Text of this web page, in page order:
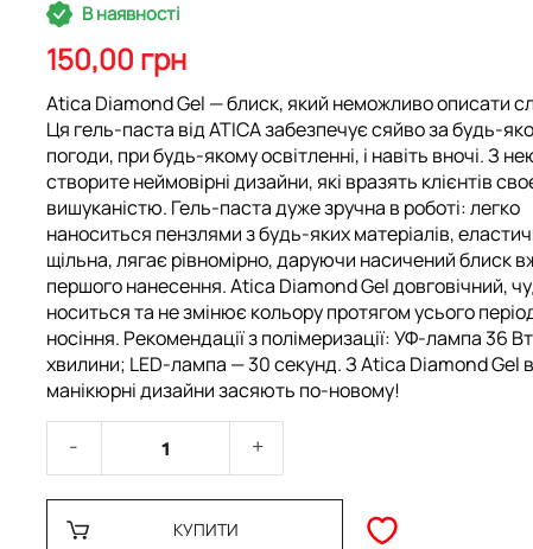
В наявності
150,00 грн
Atica Diamond Gel — блиск, який неможливо описати
Ця гель-паста від ATICA забезпечує сяйво за будь-
погоди, при будь-якому освітленні, і навіть вночі. З
створите неймовірні дизайни, які вразять клієнтів
вишуканістю. Гель-паста дуже зручна в роботі: легко
наноситься пензлями з будь-яких матеріалів,
щільна, лягає рівномірно, даруючи насичений блиск
першого нанесення. Atica Diamond Gel довговічний,
носиться та не змінює кольору протягом усього
носіння. Рекомендації з полімеризації: УФ-лампа 36
хвилини; LED-лампа — 30 секунд. З Atica Diamond Gel
манікюрні дизайни засяють по-новому!
КУПИТИ